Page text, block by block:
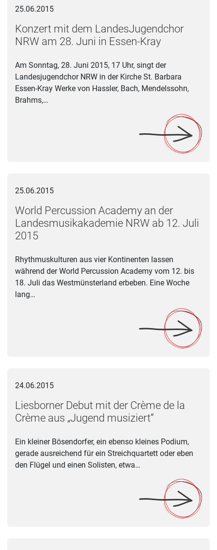
25.06.2015
Konzert mit dem LandesJugendchor
NRW am 28. Juni in Essen-Kray
Am Sonntag, 28. Juni 2015, 17 Uhr, singt der
Landesjugendchor NRW in der Kirche St. Barbara
Essen-Kray Werke von Hassler, Bach, Mendelssohn,
Brahms,…
25.06.2015
World Percussion Academy an der
Landesmusikakademie NRW ab 12. Juli
2015
Rhythmuskulturen aus vier Kontinenten lassen
während der World Percussion Academy vom 12. bis
18. Juli das Westmünsterland erbeben. Eine Woche
lang…
24.06.2015
Liesborner Debut mit der Crème de la
Crème aus „Jugend musiziert“
Ein kleiner Bösendorfer, ein ebenso kleines Podium,
gerade ausreichend für ein Streichquartett oder eben
den Flügel und einen Solisten, etwa…